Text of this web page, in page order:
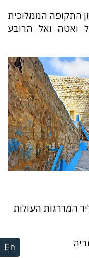
En
התקופה הממלוכית
ואטה ואל הרובע
המדרגות העולות